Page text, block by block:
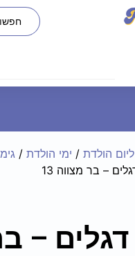
הולדת / ימי הולדת /
– בר מצווה 13
– בר